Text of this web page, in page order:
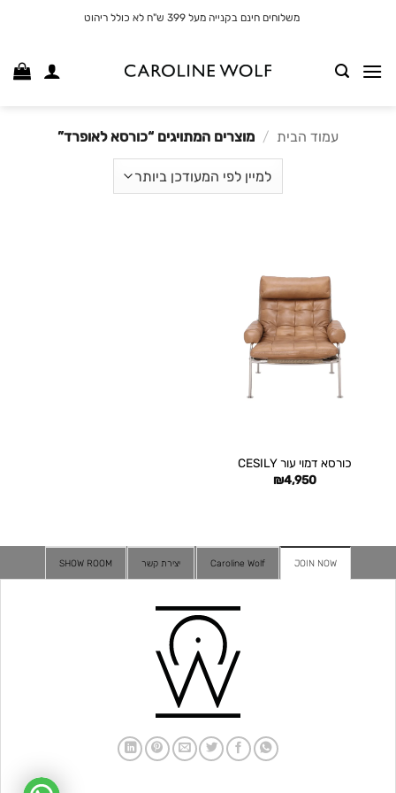
משלוחים חינם בקנייה מעל 399 ש"ח לא כולל ריהוט
עמוד הבית / מוצרים המתויגים “כורסא לאופרד”
כורסא דמוי עור CESILY
₪4,950
JOIN NOW
Caroline Wolf יצירת קשר SHOW ROOM